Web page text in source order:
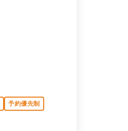
予約優先制